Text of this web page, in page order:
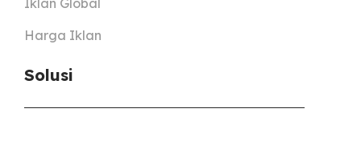
Iklan Global
Harga Iklan
Solusi